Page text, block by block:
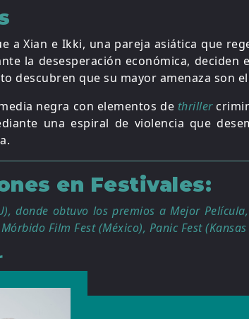
a Xian e Ikki, una pareja asiática que
la desesperación económica,
descubren que su mayor amenaza son
negra con elementos de thriller
una espiral de violencia que
en Festivales:
donde obtuvo los premios a Mejor
Film Fest (México), Panic Fest